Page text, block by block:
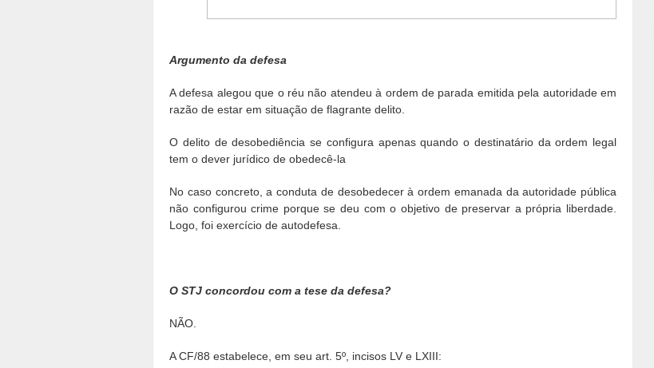
Argumento da defesa
A defesa alegou que o réu não atendeu à ordem de parada emitida pela autoridade em
razão de estar em situação de flagrante delito.
O delito de desobediência se configura apenas quando o destinatário da ordem legal
tem o dever jurídico de obedecê-la
No caso concreto, a conduta de desobedecer à ordem emanada da autoridade pública
não configurou crime porque se deu com o objetivo de preservar a própria liberdade.
Logo, foi exercício de autodefesa.
O STJ concordou com a tese da defesa?
NÃO.
A CF/88 estabelece, em seu art. 5º, incisos LV e LXIII: